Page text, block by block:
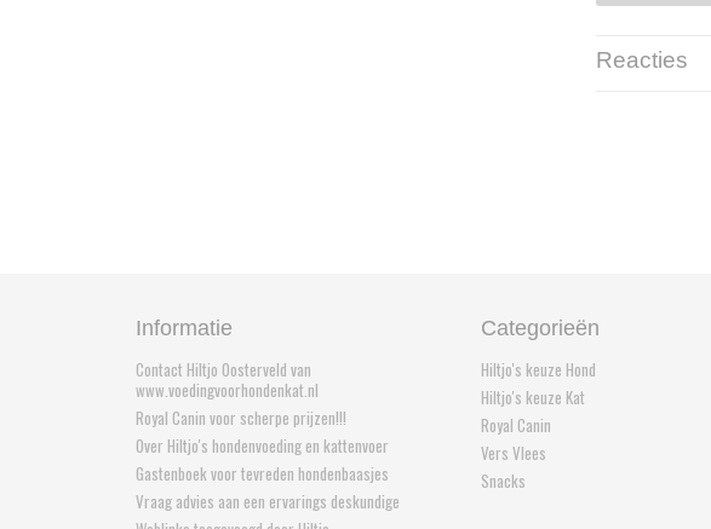
Reacties
Informatie
Contact Hiltjo Oosterveld van
www.voedingvoorhondenkat.nl
Royal Canin voor scherpe prijzen!!!
Over Hiltjo's hondenvoeding en kattenvoer
Gastenboek voor tevreden hondenbaasjes
Vraag advies aan een ervarings deskundige
Categorieën
Hiltjo's keuze Hond
Hiltjo's keuze Kat
Royal Canin
Vers Vlees
Snacks